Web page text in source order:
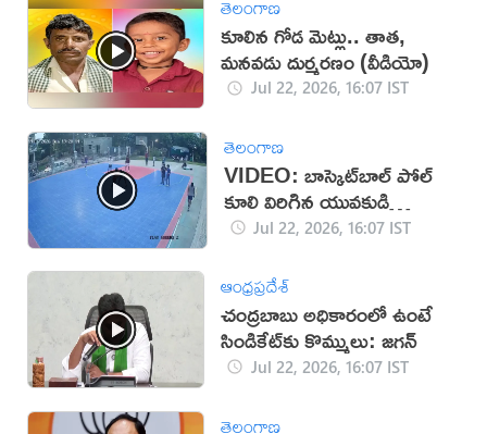
తెలంగాణ
కూలిన గోడ మెట్లు.. తాత,
మనవడు దుర్మరణం (వీడియో)
Jul 22, 2026, 16:07 IST
తెలంగాణ
VIDEO: బాస్కెట్‌బాల్ పోల్
కూలి విరిగిన యువకుడి
వెన్నుముక
Jul 22, 2026, 16:07 IST
ఆంధ్రప్రదేశ్
చంద్రబాబు అధికారంలో ఉంటే
సిండికేట్‌కు కొమ్ములు: జగన్
Jul 22, 2026, 16:07 IST
తెలంగాణ